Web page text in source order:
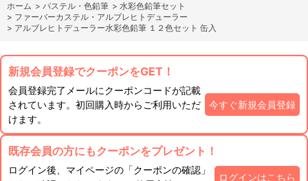
ホーム > パステル・色鉛筆 > 水彩色鉛筆セット
> ファーバーカステル・アルブレヒトデューラー
> アルブレヒトデューラー水彩色鉛筆 １２色セット 缶入
新規会員登録でクーポンをGET！
会員登録完了メールにクーポンコードが記載
されています。初回購入時からご利用いただ
けます。
今すぐ新規会員登録
既存会員の方にもクーポンをプレゼント！
ログイン後、マイページの「クーポンの確認」
ログインはこちら